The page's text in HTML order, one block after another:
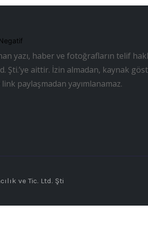
yazı, haber ve fotoğrafların telif
Şti.’ye aittir. İzin almadan, kaynak
link paylaşmadan yayımlanamaz.
ve Tic. Ltd. Şti